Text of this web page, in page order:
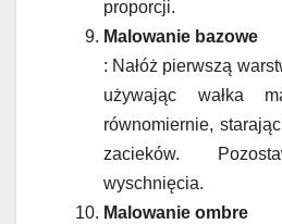
proporcji.
Malowanie bazowe
: Nałóż pierwszą
używając wałka
równomiernie,
zacieków.
wyschnięcia.
Malowanie ombre